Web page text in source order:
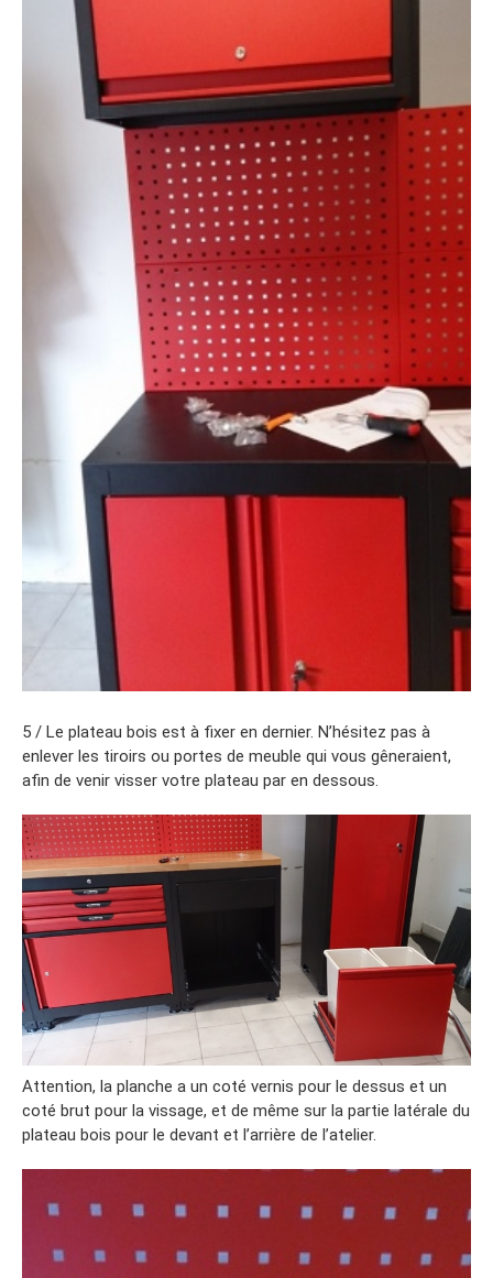
5 / Le plateau bois est à fixer en dernier. N’hésitez pas à
enlever les tiroirs ou portes de meuble qui vous gêneraient,
afin de venir visser votre plateau par en dessous.
Attention, la planche a un coté vernis pour le dessus et un
coté brut pour la vissage, et de même sur la partie latérale du
plateau bois pour le devant et l’arrière de l’atelier.